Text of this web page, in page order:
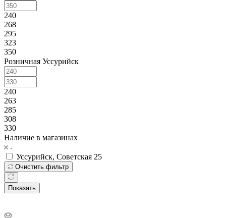
240
268
295
323
350
Розничная Уссурийск
240
263
285
308
330
Наличие в магазинах
Уссурийск, Советская 25
Очистить фильтр
Показать